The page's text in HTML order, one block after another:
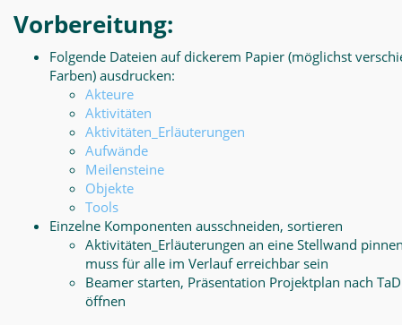
Vorbereitung:
Folgende Dateien auf dickerem Papier (möglichst
Farben) ausdrucken:
Akteure
Aktivitäten
Aktivitäten_Erläuterungen
Aufwände
Meilensteine
Objekte
Tools
Einzelne Komponenten ausschneiden, sortieren
Aktivitäten_Erläuterungen an eine Stellwand
muss für alle im Verlauf erreichbar sein
Beamer starten, Präsentation Projektplan nach
öffnen